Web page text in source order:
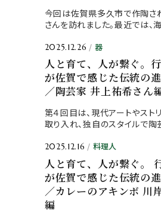
今回は佐賀県多久市で作陶さ
さんを訪れました。最近では
2025.12.26 器
人と育て、人が繋ぐ。
が佐賀で感じた伝統の
／陶芸家 井上祐希さん
第４回目は、現代アートやスト
取り入れ、独自のスタイルで
2025.12.16 料理人
人と育て、人が繋ぐ。
が佐賀で感じた伝統の
／カレーのアキンボ 川
編